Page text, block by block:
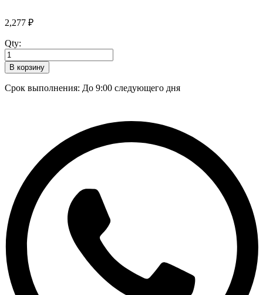
2,277 ₽
Qty:
В корзину
Срок выполнения: До 9:00 следующего дня